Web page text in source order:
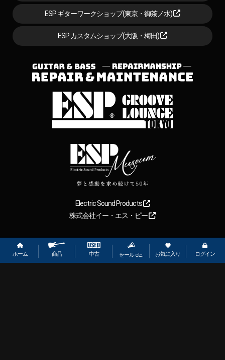
ホーム 商品 中古 セール etc. お気に入り ログイン
ESP ギターワークショップ(東京・御茶ノ水)
ESP カスタムショップ(大阪・梅田)
Electric Sound Products
株式会社イー・エス・ピー
Copyright 2026【ESP直営】BIGBOSS オンラインマーケット(ギター＆
ベース). All rights reserved.